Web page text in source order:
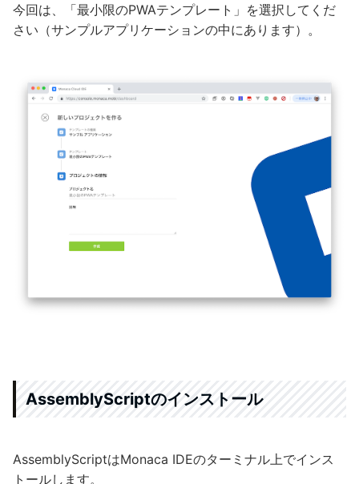
今回は、「最小限のPWAテンプレート」を選択してくだ
さい（サンプルアプリケーションの中にあります）。
AssemblyScriptのインストール
AssemblyScriptはMonaca IDEのターミナル上でインス
トールします。